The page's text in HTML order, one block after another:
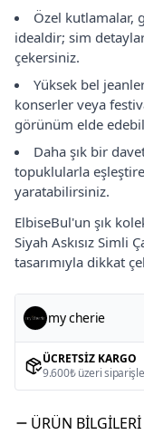
Özel kutlamalar,
idealdir; sim
çekersiniz.
Yüksek bel
konserler veya
görünüm elde
Daha şık bir
topuklularla
yaratabilirsiniz.
ElbiseBul'un şık
Siyah Askısız Simli
tasarımıyla dikkat
my cherie
ÜCRETSIZ KARGO
9.600₺ üzeri
ÜRÜN BILGILERI